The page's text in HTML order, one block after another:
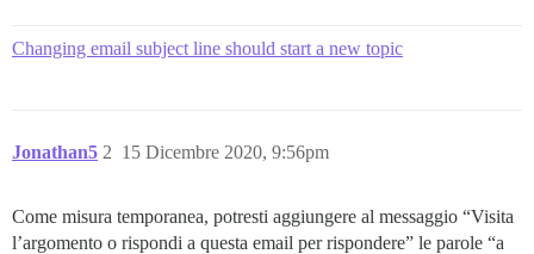
Changing email subject line should start a new topic
Jonathan5 15 Dicembre 2020, 9:56pm
2
Come misura temporanea, potresti aggiungere al messaggio “Visita
l’argomento o rispondi a questa email per rispondere” le parole “a